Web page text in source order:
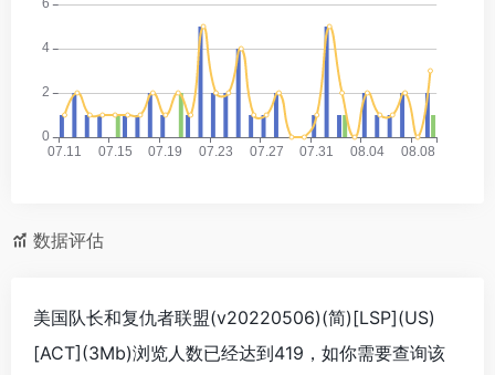
数据评估
美国队长和复仇者联盟(v20220506)(简)[LSP](US)
[ACT](3Mb)浏览人数已经达到419，如你需要查询该